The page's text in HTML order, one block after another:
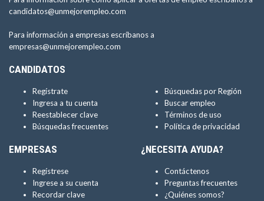
candidatos@unmejorempleo.com
Para información a empresas escríbanos a
empresas@unmejorempleo.com
CANDIDATOS
Regístrate
Ingresa a tu cuenta
Reestablecer clave
Búsquedas frecuentes
Búsquedas por Región
Buscar empleo
Términos de uso
Política de privacidad
EMPRESAS
Regístrese
Ingrese a su cuenta
Recordar clave
¿NECESITA AYUDA?
Contáctenos
Preguntas frecuentes
¿Quiénes somos?